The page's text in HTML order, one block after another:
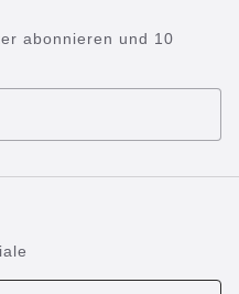
abonnieren und 10